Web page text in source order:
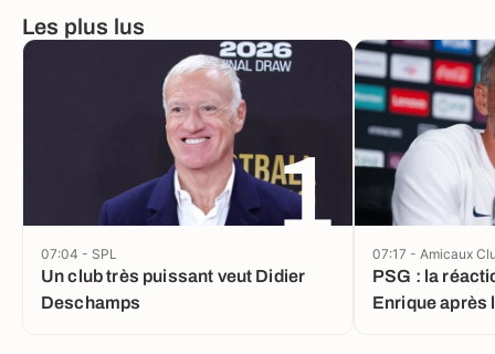
Les plus lus
1
Un club très puissant veut Didier
Deschamps
07:04 - SPL
PSG : la
Enrique après
07:17 - Amicaux